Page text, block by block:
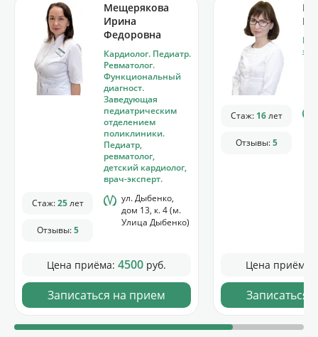
Мещерякова
Ирина
Федоровна
Кардиолог. Педиатр.
Ревматолог.
Функциональный
диагност.
Заведующая
педиатрическим
отделением
поликлиники.
Педиатр,
ревматолог,
детский кардиолог,
врач-эксперт.
Стаж:25лет
Отзывы:5
ул. Дыбенко,
дом 13, к. 4 (м.
Улица Дыбенко)
Цена приёма: 4500 руб.
Записаться на прием
Стаж: 16лет
Отзывы:5
Цена приёма:
Записаться